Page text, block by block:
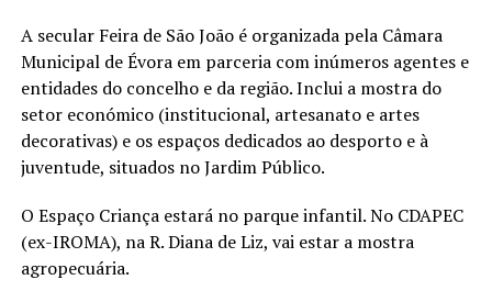
A secular Feira de São João é organizada pela Câmara
Municipal de Évora em parceria com inúmeros agentes e
entidades do concelho e da região. Inclui a mostra do
setor económico (institucional, artesanato e artes
decorativas) e os espaços dedicados ao desporto e à
juventude, situados no Jardim Público.
O Espaço Criança estará no parque infantil. No CDAPEC
(ex-IROMA), na R. Diana de Liz, vai estar a mostra
agropecuária.